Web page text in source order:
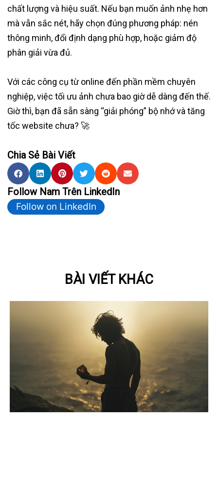
chất lượng và hiệu suất. Nếu bạn muốn ảnh nhẹ hơn
mà vẫn sắc nét, hãy chọn đúng phương pháp: nén
thông minh, đổi định dạng phù hợp, hoặc giảm độ
phân giải vừa đủ.
Với các công cụ từ online đến phần mềm chuyên
nghiệp, việc tối ưu ảnh chưa bao giờ dễ dàng đến thế.
Giờ thì, bạn đã sẵn sàng “giải phóng” bộ nhớ và tăng
tốc website chưa? 🚀
Chia Sẻ Bài Viết
Follow Nam Trên LinkedIn
Follow on LinkedIn
BÀI VIẾT KHÁC